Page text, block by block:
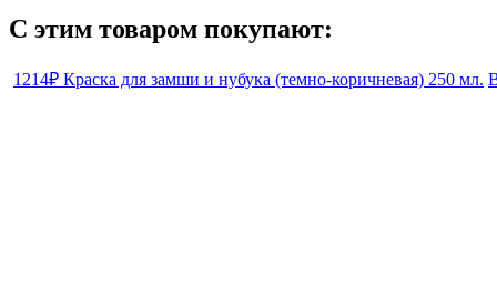
С этим товаром покупают:
1214₽ Краска для замши и нубука (темно-коричневая) 250 мл.